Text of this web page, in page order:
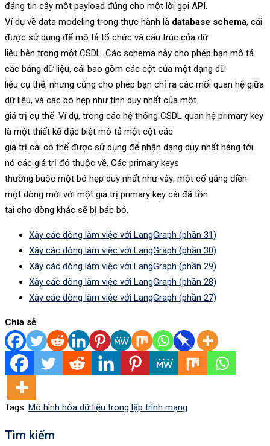
đáng tin cậy một payload đúng cho một lời gọi API.
Ví dụ về data modeling trong thực hành là database schema, cái
được sử dụng để mô tả tổ chức và cấu trúc của dữ
liệu bên trong một CSDL. Các schema này cho phép bạn mô tả
các bảng dữ liệu, cái bao gồm các cột của một dạng dữ
liệu cụ thể, nhưng cũng cho phép bạn chỉ ra các mối quan hệ giữa
dữ liệu, và các bó hẹp như tính duy nhất của một
giá trị cụ thể. Ví dụ, trong các hệ thống CSDL quan hệ primary key
là một thiết kế đặc biệt mô tả một cột các
giá trị cái có thể được sử dụng để nhận dạng duy nhất hàng tới
nó các giá trị đó thuộc về. Các primary keys
thường buộc một bó hẹp duy nhất như vậy; một cố gắng điền
một dòng mới với một giá trị primary key cái đã tồn
tại cho dòng khác sẽ bị bác bỏ.
Xây các dòng làm việc với LangGraph (phần 31)
Xây các dòng làm việc với LangGraph (phần 30)
Xây các dòng làm việc với LangGraph (phần 29)
Xây các dòng làm việc với LangGraph (phần 28)
Xây các dòng làm việc với LangGraph (phần 27)
Chia sẻ
Tags: Mô hình hóa dữ liệu trong lập trình mạng
Tìm kiếm